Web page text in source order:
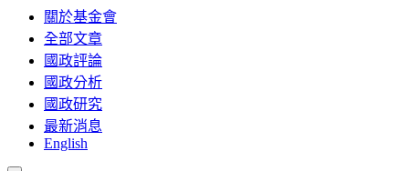
關於基金會
全部文章
國政評論
國政分析
國政研究
最新消息
English